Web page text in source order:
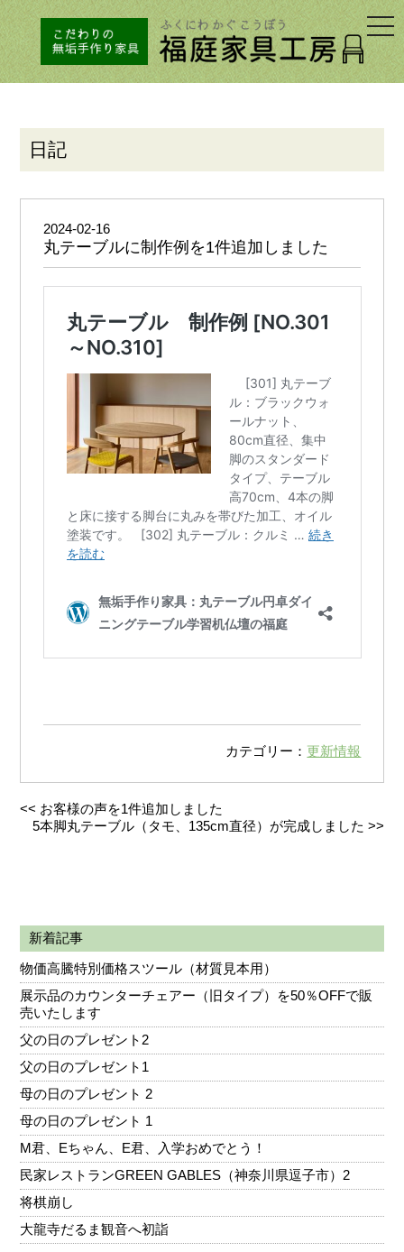
日記
2024-02-16
丸テーブルに制作例を1件追加しました
カテゴリー： 更新情報
<< お客様の声を1件追加しました
5本脚丸テーブル（タモ、135cm直径）が完成しました >>
新着記事
物価高騰特別価格スツール（材質見本用）
展示品のカウンターチェアー（旧タイプ）を50％OFFで販
売いたします
父の日のプレゼント2
父の日のプレゼント1
母の日のプレゼント 2
母の日のプレゼント 1
M君、Eちゃん、E君、入学おめでとう！
民家レストランGREEN GABLES（神奈川県逗子市）2
将棋崩し
大龍寺だるま観音へ初詣